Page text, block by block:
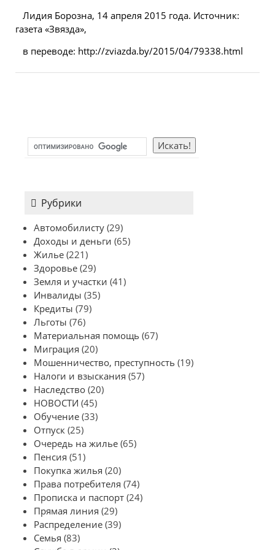
Лидия Борозна, 14 апреля 2015 года. Источник:
газета «Звязда»,
в переводе: http://zviazda.by/2015/04/79338.html
Рубрики
Автомобилисту (29)
Доходы и деньги (65)
Жилье (221)
Здоровье (29)
Земля и участки (41)
Инвалиды (35)
Кредиты (79)
Льготы (76)
Материальная помощь (67)
Миграция (20)
Мошенничество, преступность (19)
Налоги и взыскания (57)
Наследство (20)
НОВОСТИ (45)
Обучение (33)
Отпуск (25)
Очередь на жилье (65)
Пенсия (51)
Покупка жилья (20)
Права потребителя (74)
Прописка и паспорт (24)
Прямая линия (29)
Распределение (39)
Семья (83)